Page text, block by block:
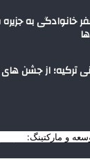
خانوادگی به
ترکیه؛ از جشن
و مارکتینگ: